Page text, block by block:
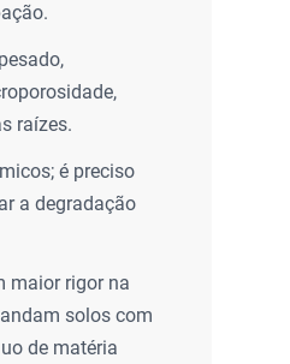
raízes.
é preciso
a degradação
maior rigor na
solos com
de matéria